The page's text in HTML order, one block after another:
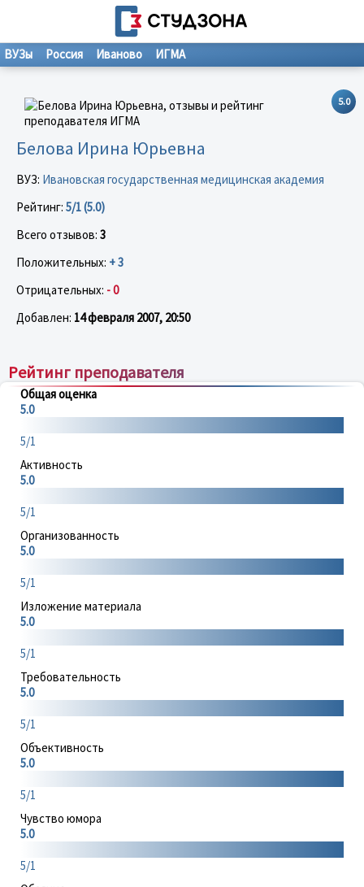
ВУЗы Россия Иваново ИГМА
5.0
Белова Ирина Юрьевна
ВУЗ: Ивановская государственная медицинская академия
Рейтинг: 5/1 (5.0)
Всего отзывов: 3
Положительных: + 3
Отрицательных: - 0
Добавлен: 14 февраля 2007, 20:50
Рейтинг преподавателя
Общая оценка
5.0
5/1
Активность
5.0
5/1
Организованность
5.0
5/1
Изложение материала
5.0
5/1
Требовательность
5.0
5/1
Объективность
5.0
5/1
Чувство юмора
5.0
5/1